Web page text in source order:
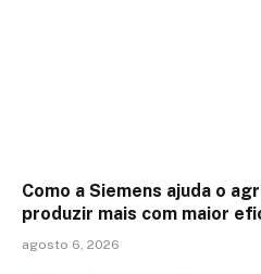
Como a Siemens ajuda o
produzir mais com maior
agosto 6, 2026